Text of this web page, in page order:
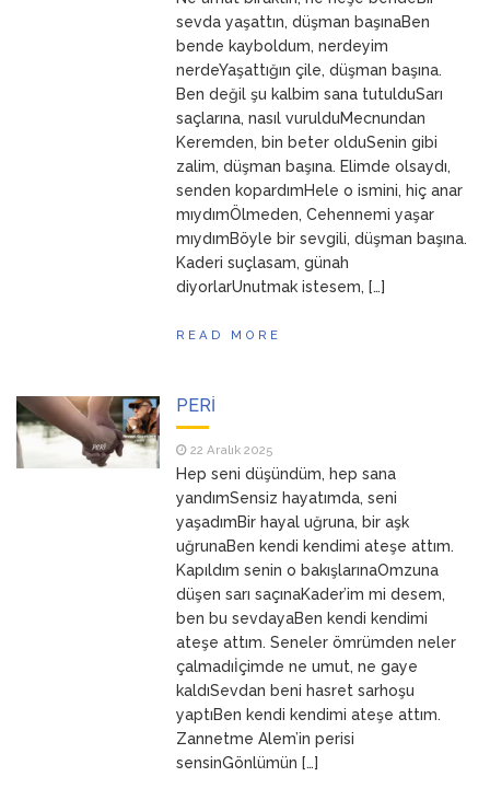
ANNEMsevda yaşattın, düşman başınaBen
bende kayboldum, nerdeyim
nerdeYaşattığın çile, düşman başına.
Ben değil şu kalbim sana tutulduSarı
saçlarına, nasıl vurulduMecnundan
Keremden, bin beter olduSenin gibi
zalim, düşman başına. Elimde olsaydı,
senden kopardımHele o ismini, hiç anar
mıydımÖlmeden, Cehennemi yaşar
mıydımBöyle bir sevgili, düşman başına.
Kaderi suçlasam, günah
diyorlarUnutmak istesem, […]
READ MORE
PERİ
22 Aralık 2025
Hep seni düşündüm, hep sana
yandımSensiz hayatımda, seni
yaşadımBir hayal uğruna, bir aşk
uğrunaBen kendi kendimi ateşe attım.
Kapıldım senin o bakışlarınaOmzuna
düşen sarı saçınaKader’im mi desem,
ben bu sevdayaBen kendi kendimi
ateşe attım. Seneler ömrümden neler
çalmadıİçimde ne umut, ne gaye
kaldıSevdan beni hasret sarhoşu
yaptıBen kendi kendimi ateşe attım.
Zannetme Alem’in perisi
sensinGönlümün […]